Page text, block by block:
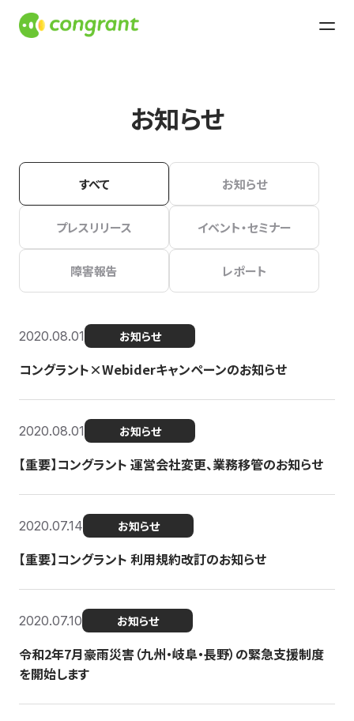
お知らせ
すべて お知らせ
プレスリリース イベント・セミナー
障害報告 レポート
2020.08.01 お知らせ
コングラント×Webiderキャンペーンのお知らせ
2020.08.01 お知らせ
【重要】コングラント 運営会社変更、業務移管のお知らせ
2020.07.14 お知らせ
【重要】コングラント 利用規約改訂のお知らせ
2020.07.10 お知らせ
令和2年7月豪雨災害（九州・岐阜・長野）の緊急支援制度
を開始します